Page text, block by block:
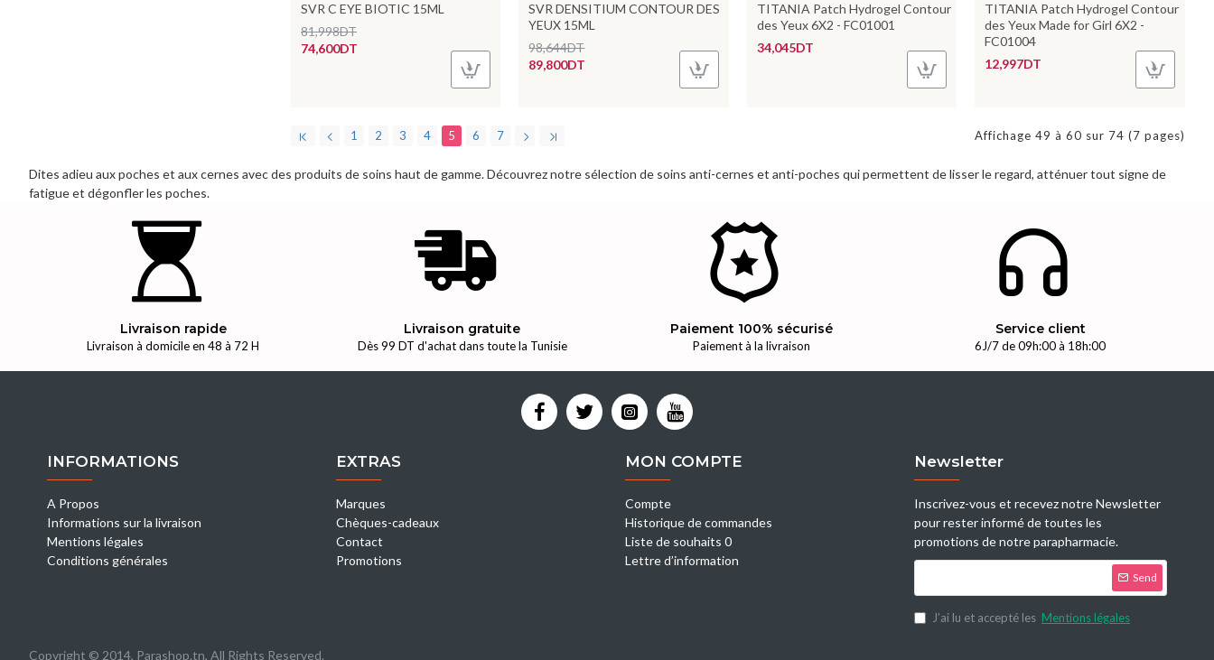
SVR C EYE BIOTIC 15ML
74,600DT
81,998DT
SVR DENSITIUM CONTOUR DES
YEUX 15ML
89,800DT
98,644DT
TITANIA Patch Hydrogel Contour
des Yeux 6X2 - FC01001
34,045DT
TITANIA Patch Hydrogel Contour
des Yeux Made for Girl 6X2 -
FC01004
12,997DT
1 2 3 4 5 6 7 Affichage 49 à 60 sur 74 (7 pages)
Dites adieu aux poches et aux cernes avec des produits de soins haut de gamme. Découvrez notre sélection de soins anti-cernes et anti-poches qui permettent de lisser le regard, atténuer tout signe de
fatigue et dégonfler les poches.
Livraison rapide
Livraison à domicile en 48 à 72 H
Livraison gratuite
Dès 99 DT d'achat dans toute la Tunisie
Paiement 100% sécurisé
Paiement à la livraison
Service client
6J/7 de 09h:00 à 18h:00
INFORMATIONS
A Propos
Informations sur la livraison
Mentions légales
Conditions générales
EXTRAS
Marques
Chèques-cadeaux
Contact
Promotions
MON COMPTE
Compte
Historique de commandes
Liste de souhaits 0
Lettre d’information
Newsletter
Inscrivez-vous et recevez notre Newsletter
pour rester informé de toutes les
promotions de notre parapharmacie.
Send
J’ai lu et accepté les Mentions légales
Copyright © 2014, Parashop.tn, All Rights Reserved.